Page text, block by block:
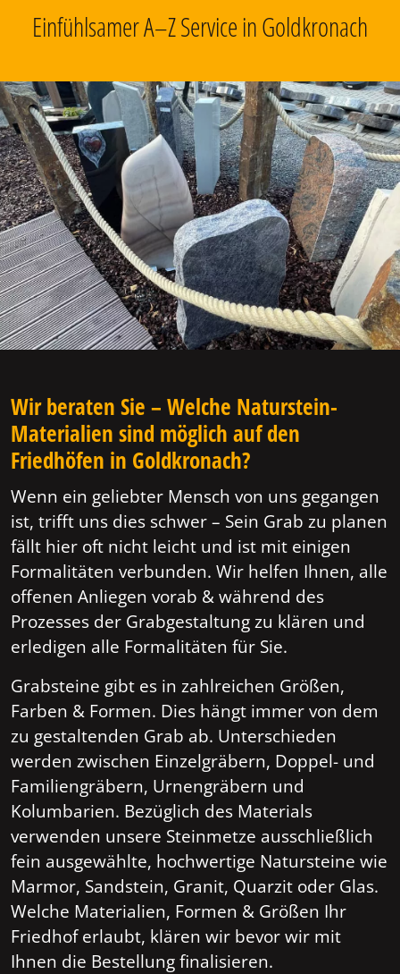
Einfühlsamer A–Z Service in Goldkronach
Wir beraten Sie – Welche Naturstein-
Materialien sind möglich auf den
Friedhöfen in Goldkronach?
Wenn ein geliebter Mensch von uns gegangen
ist, trifft uns dies schwer – Sein Grab zu planen
fällt hier oft nicht leicht und ist mit einigen
Formalitäten verbunden. Wir helfen Ihnen, alle
offenen Anliegen vorab & während des
Prozesses der Grabgestaltung zu klären und
erledigen alle Formalitäten für Sie.
Grabsteine gibt es in zahlreichen Größen,
Farben & Formen. Dies hängt immer von dem
zu gestaltenden Grab ab. Unterschieden
werden zwischen Einzelgräbern, Doppel- und
Familiengräbern, Urnengräbern und
Kolumbarien. Bezüglich des Materials
verwenden unsere Steinmetze ausschließlich
fein ausgewählte, hochwertige Natursteine wie
Marmor, Sandstein, Granit, Quarzit oder Glas.
Welche Materialien, Formen & Größen Ihr
Friedhof erlaubt, klären wir bevor wir mit
Ihnen die Bestellung finalisieren.